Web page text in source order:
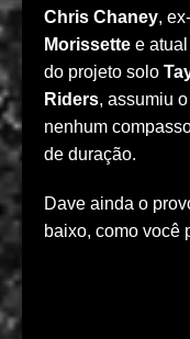
Chris Chaney,
Morissette e
do projeto solo
Riders, assumiu
nenhum
de duração.
Dave ainda o
baixo, como você